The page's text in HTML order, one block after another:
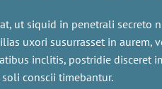
ut siquid in penetrali secreto
uxori susurrasset in aurem,
inclitis, postridie disceret
conscii timebantur.